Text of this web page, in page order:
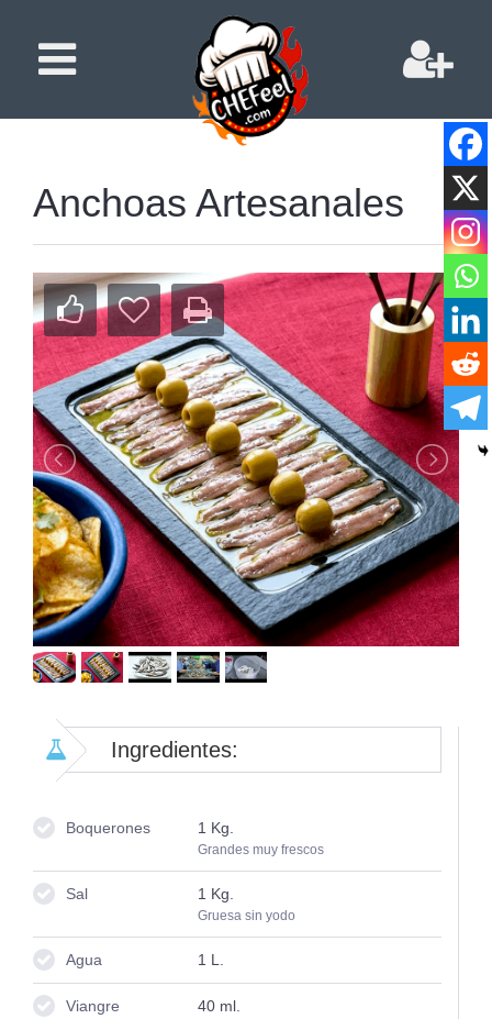
Anchoas Artesanales
Ingredientes:
Boquerones 1 Kg.
Grandes muy frescos
Sal 1 Kg.
Gruesa sin yodo
Agua 1 L.
Viangre 40ml.